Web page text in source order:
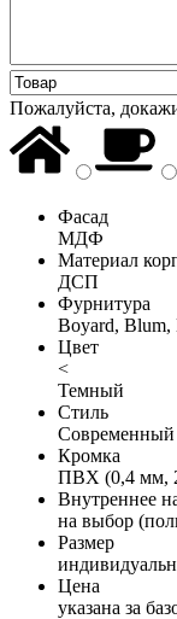
Пожалуйста,
Фасад
МДФ
Материал
ДСП
Фурнитура
Boyard, Blum,
Цвет
<
Темный
Стиль
Современный
Кромка
ПВХ (0,4 мм,
Внутреннее
на выбор
Размер
Цена
указана за